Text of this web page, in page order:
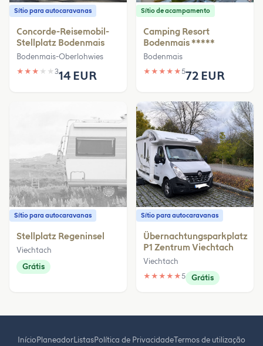
Sítio para autocaravanas
Concorde-Reisemobil-
Stellplatz Bodenmais
Bodenmais-Oberlohwies
★ ★ ★ ★ ★ 314 EUR
Sítio de acampamento
Camping Resort
Bodenmais *****
Bodenmais
★ ★ ★ ★ ★572 EUR
Sítio para autocaravanas
Stellplatz Regeninsel
Viechtach
Grátis
Sítio para autocaravanas
Übernachtungsparkplatz
P1 Zentrum Viechtach
Viechtach
★ ★ ★ ★ ★5 Grátis
InícioPlaneadorListasPolítica de PrivacidadeTermos de utilização